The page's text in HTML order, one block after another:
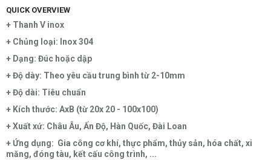
QUICK OVERVIEW
+ Thanh V inox
+ Chủng loại: Inox 304
+ Dạng: Đúc hoặc dập
+ Độ dày: Theo yêu cầu trung bình từ 2-10mm
+ Độ dài: Tiêu chuẩn
+ Kích thước: AxB (từ 20x 20 - 100x100)
+ Xuất xứ: Châu Âu, Ấn Độ, Hàn Quốc, Đài Loan
+ Ứng dụng: Gia công cơ khí, thực phẩm, thủy sản, hóa chất, xi
măng, đóng tàu, kết cấu công trình, ...